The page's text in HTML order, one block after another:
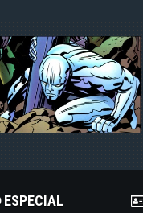
ESPECIAL